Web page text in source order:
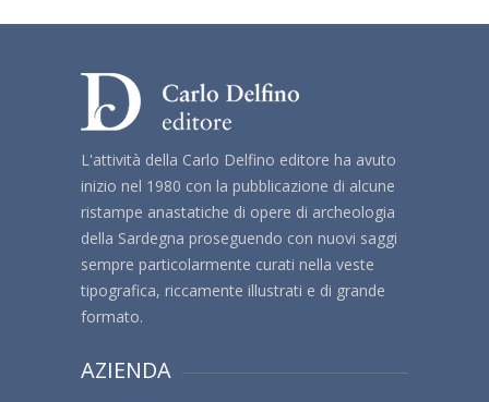
L'attività della Carlo Delfino editore ha avuto
inizio nel 1980 con la pubblicazione di alcune
ristampe anastatiche di opere di archeologia
della Sardegna proseguendo con nuovi saggi
sempre particolarmente curati nella veste
tipografica, riccamente illustrati e di grande
formato.
AZIENDA